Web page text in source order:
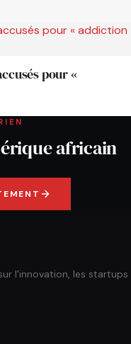
pour «
africain
l'innovation, les startups